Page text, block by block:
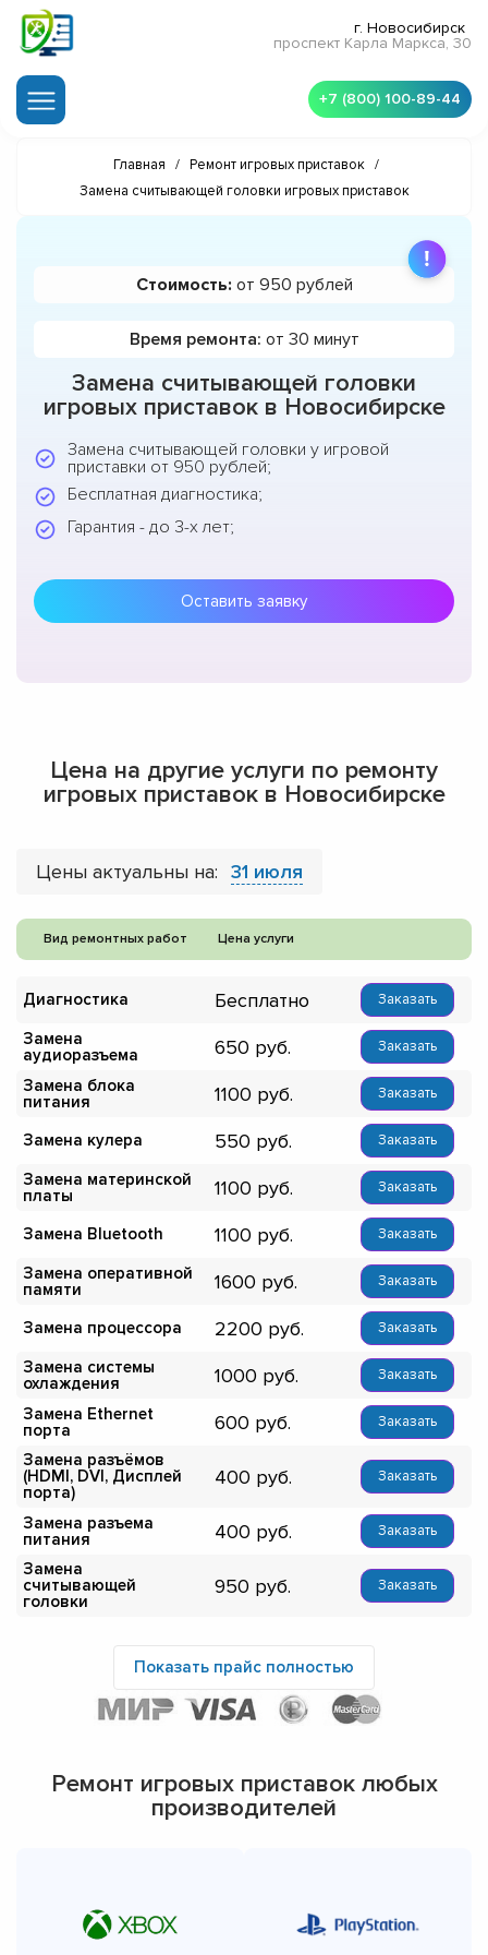
г. Новосибирск
проспект Карла Маркса, 30
+7 (800) 100-89-44
Главная / Ремонт игровых приставок /
Замена считывающей головки игровых приставок
Замена считывающей головки
игровых приставок в Новосибирске
Замена считывающей головки у игровой
приставки от 950 рублей;
Бесплатная диагностика;
Гарантия - до 3-х лет;
Оставить заявку
Стоимость: от 950 рублей
Время ремонта: от 30 минут
Цена на другие услуги по ремонту
игровых приставок в Новосибирске
Цены актуальны на: 31 июля
Вид ремонтных работ Цена услуги
Диагностика Бесплатно Заказать
Замена
аудиоразъема
650 Заказать
Замена блока
питания
1100 Заказать
Замена кулера 550 Заказать
Замена материнской
платы
1100 Заказать
Замена Bluetooth 1100 Заказать
Замена оперативной
памяти
1600 Заказать
Замена процессора 2200 Заказать
Замена системы
охлаждения
1000 Заказать
Замена Ethernet
порта
600 Заказать
Замена разъёмов
(HDMI, DVI, Дисплей
порта)
400 Заказать
Замена разъема
питания
400 Заказать
Замена
считывающей
головки
950 Заказать
Показать прайс полностью
Ремонт игровых приставок любых
производителей